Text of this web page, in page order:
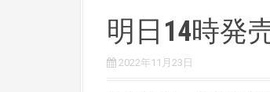
明日14時発
2022年11月23日